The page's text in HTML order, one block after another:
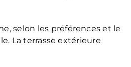
selon les préférences et le
La terrasse extérieure